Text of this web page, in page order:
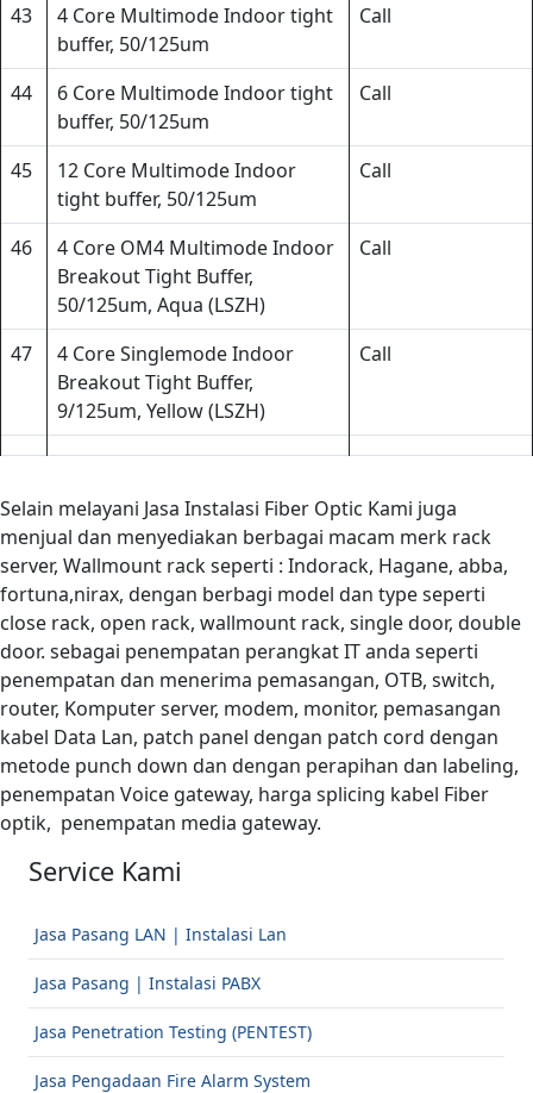
43
4 Core Multimode Indoor tight
buffer, 50/125um
Call
44
6 Core Multimode Indoor tight
buffer, 50/125um
Call
45
12 Core Multimode Indoor
tight buffer, 50/125um
Call
46
4 Core OM4 Multimode Indoor
Breakout Tight Buffer,
50/125um, Aqua (LSZH)
Call
47
4 Core Singlemode Indoor
Breakout Tight Buffer,
9/125um, Yellow (LSZH)
Call
Selain melayani Jasa Instalasi Fiber Optic Kami juga
menjual dan menyediakan berbagai macam merk rack
server, Wallmount rack seperti : Indorack, Hagane, abba,
fortuna,nirax, dengan berbagi model dan type seperti
close rack, open rack, wallmount rack, single door, double
door. sebagai penempatan perangkat IT anda seperti
penempatan dan menerima pemasangan, OTB, switch,
router, Komputer server, modem, monitor, pemasangan
kabel Data Lan, patch panel dengan patch cord dengan
metode punch down dan dengan perapihan dan labeling,
penempatan Voice gateway, harga splicing kabel Fiber
optik, penempatan media gateway.
Service Kami
Jasa Pasang LAN | Instalasi Lan
Jasa Pasang | Instalasi PABX
Jasa Penetration Testing (PENTEST)
Jasa Pengadaan Fire Alarm System